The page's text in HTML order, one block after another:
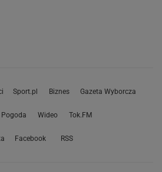
Sport.pl Biznes Gazeta Wyborcza
Pogoda Wideo Tok.FM
Facebook RSS